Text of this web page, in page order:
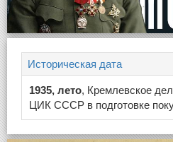
Историческая дата
1935, лето, Кремлевское
ЦИК СССР в подготовке